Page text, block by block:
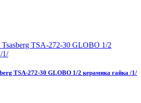
TSA-272-30 GLOBO 1/2 керамика гайка /1/